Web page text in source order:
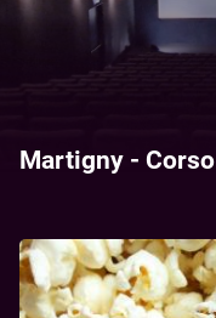
Martigny - Corso